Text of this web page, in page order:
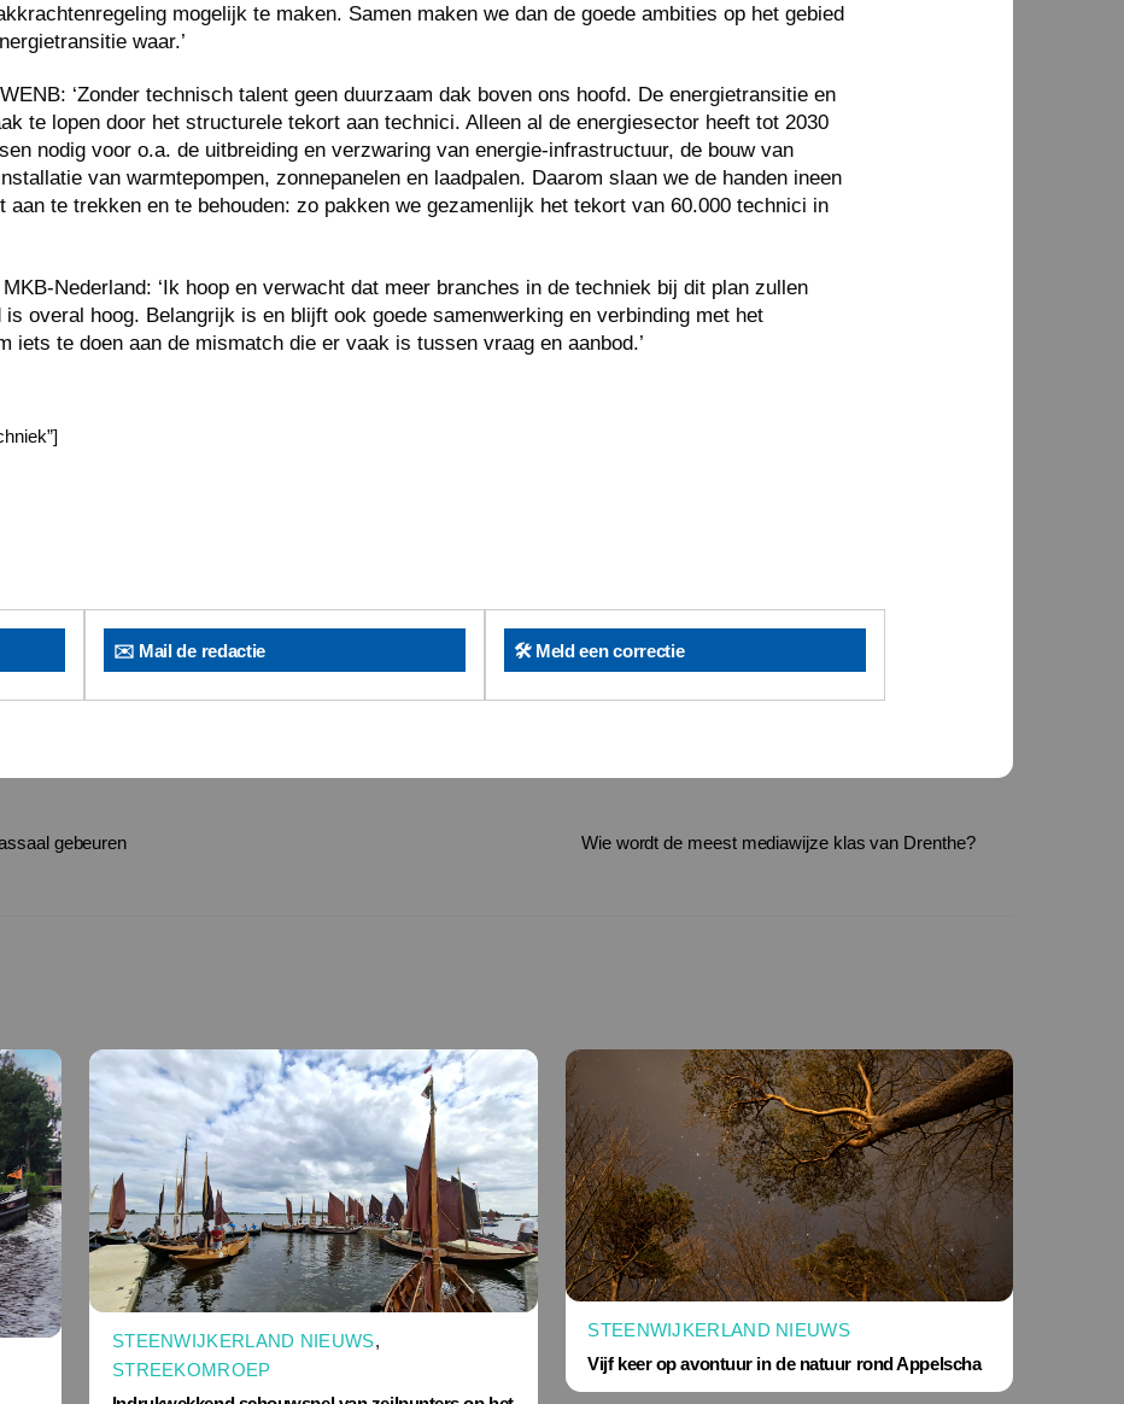
mogelijk te maken. Samen maken we dan de goede ambities op het gebied
waar.’
‘Zonder technisch talent geen duurzaam dak boven ons hoofd. De energietransitie en
te lopen door het structurele tekort aan technici. Alleen al de energiesector heeft tot 2030
nodig voor o.a. de uitbreiding en verzwaring van energie-infrastructuur, de bouw van
van warmtepompen, zonnepanelen en laadpalen. Daarom slaan we de handen ineen
aan te trekken en te behouden: zo pakken we gezamenlijk het tekort van 60.000 technici in
Nederland: ‘Ik hoop en verwacht dat meer branches in de techniek bij dit plan zullen
is overal hoog. Belangrijk is en blijft ook goede samenwerking en verbinding met het
iets te doen aan de mismatch die er vaak is tussen vraag en aanbod.’
✉️ Mail de redactie 🛠️ Meld een correctie
gebeuren Wie wordt de meest mediawijze klas van Drenthe?
STEENWIJKERLAND NIEUWS,
STREEKOMROEP
STEENWIJKERLAND NIEUWS
Vijf keer op avontuur in de natuur rond Appelscha